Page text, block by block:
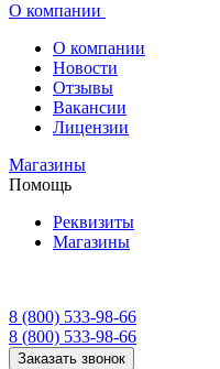
О компании
О компании
Новости
Отзывы
Вакансии
Лицензии
Магазины
Помощь
Реквизиты
Магазины
8 (800) 533-98-66
8 (800) 533-98-66
Заказать звонок